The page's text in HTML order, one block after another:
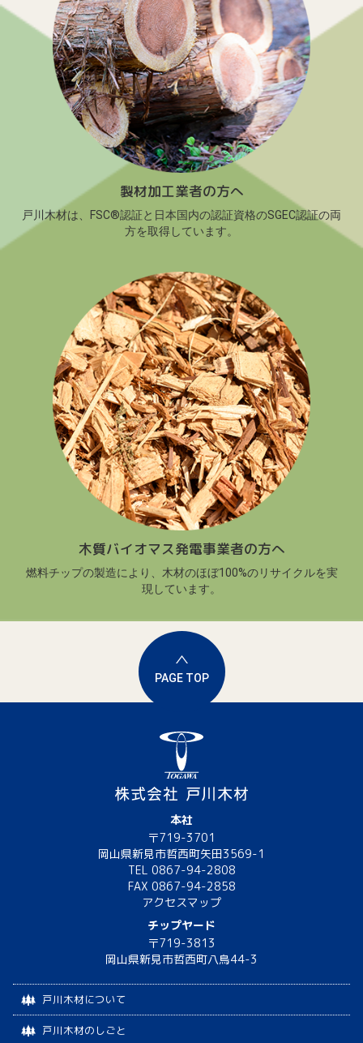
製材加工業者の方へ
戸川木材は、FSC®認証と日本国内の認証資格のSGEC認証の両
方を取得しています。
木質バイオマス発電事業者の方へ
燃料チップの製造により、木材のほぼ100%のリサイクルを実
現しています。
PAGE TOP
本社
〒719-3701
岡山県新見市哲西町矢田3569-1
TEL 0867-94-2808
FAX 0867-94-2858
アクセスマップ
チップヤード
〒719-3813
岡山県新見市哲西町八鳥44-3
戸川木材について
戸川木材のしごと